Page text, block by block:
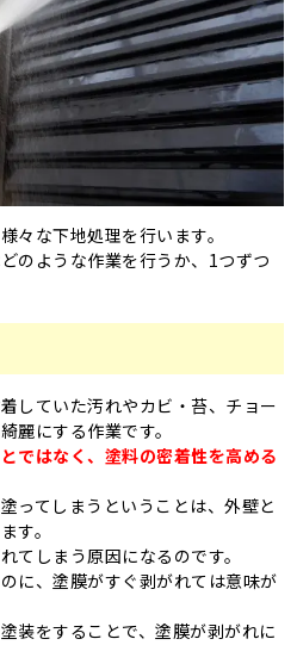
々な下地処理を行います。
のような作業を行うか、1つずつ
していた汚れやカビ・苔、チョー
麗にする作業です。
ではなく、塗料の密着性を高める
ってしまうということは、外壁と
す。
てしまう原因になるのです。
に、塗膜がすぐ剥がれては意味が
装をすることで、塗膜が剥がれに